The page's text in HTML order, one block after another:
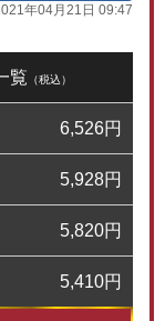
年04月21日 09:47
覧 （税込）
6,526円
5,928円
5,820円
5,410円